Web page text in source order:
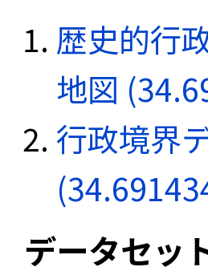
歴史的行
地図
行政境界
データセッ